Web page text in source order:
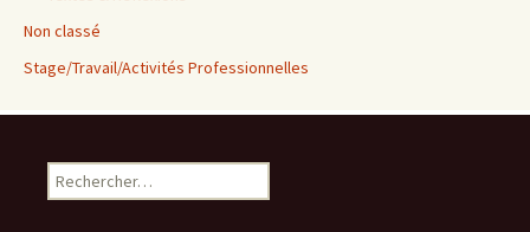
Non classé
Stage/Travail/Activités Professionnelles
Rechercher :